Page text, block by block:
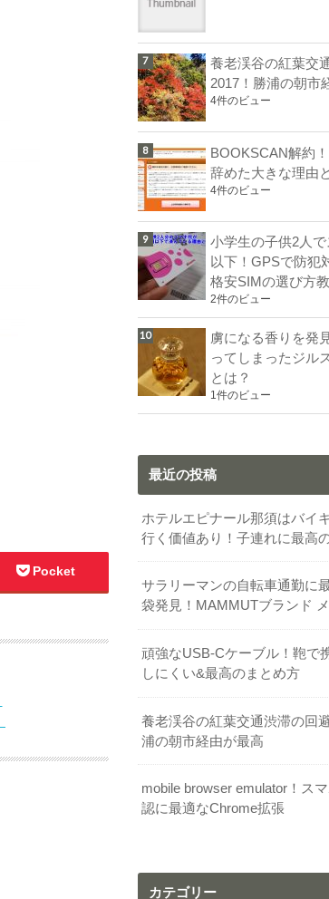
Pocket
養老渓谷の紅葉交
2017！勝浦の朝市
4件のビュー
BOOKSCAN解約
辞めた大きな理由
4件のビュー
小学生の子供2人
以下！GPSで防犯
格安SIMの選び方教
2件のビュー
虜になる香りを発
ってしまったジル
とは？
1件のビュー
最近の投稿
ホテルエピナール那須はバイ
行く価値あり！子連れに最高
サラリーマンの自転車通勤に
袋発見！MAMMUTブランド
頑強なUSB-Cケーブル！鞄で
しにくい&最高のまとめ方
養老渓谷の紅葉交通渋滞の回
浦の朝市経由が最高
mobile browser emulator！ス
認に最適なChrome拡張
カテゴリー